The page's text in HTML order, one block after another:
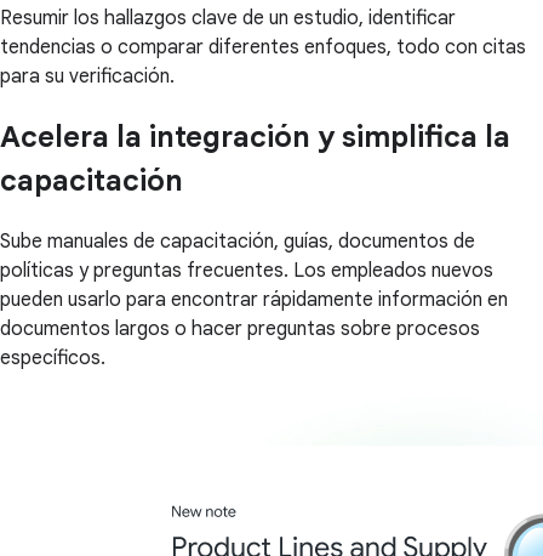
Resumir los hallazgos clave de un estudio, identificar
tendencias o comparar diferentes enfoques, todo con citas
para su verificación.
Acelera la integración y simplifica la
capacitación
Sube manuales de capacitación, guías, documentos de
políticas y preguntas frecuentes. Los empleados nuevos
pueden usarlo para encontrar rápidamente información en
documentos largos o hacer preguntas sobre procesos
específicos.